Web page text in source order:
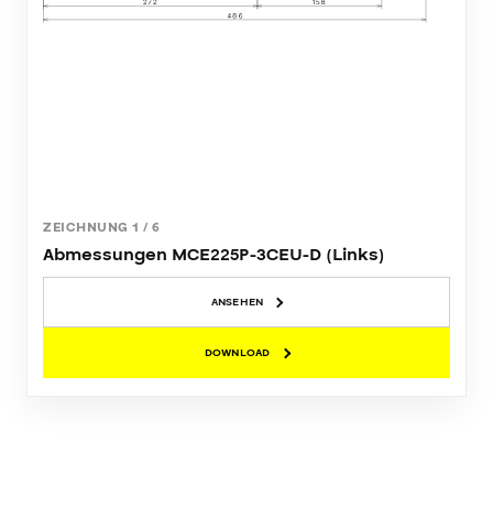
ZEICHNUNG 1 / 6
Abmessungen MCE225P-3CEU-D (Links)
ANSEHEN
DOWNLOAD